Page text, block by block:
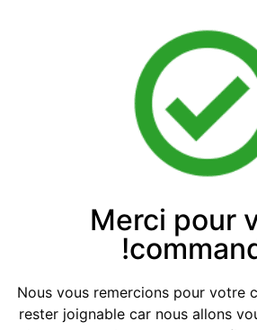
Merci pour
Nous vous remercions pour votre
rester joignable car nous allons